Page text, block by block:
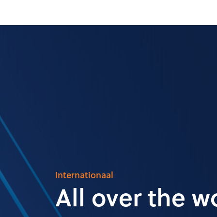
Internationaal
All over the